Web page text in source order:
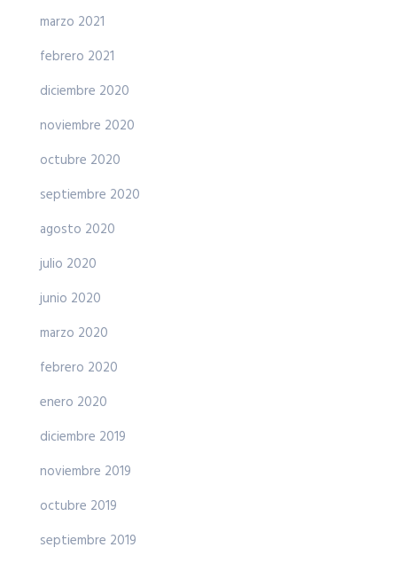
marzo 2021
febrero 2021
diciembre 2020
noviembre 2020
octubre 2020
septiembre 2020
agosto 2020
julio 2020
junio 2020
marzo 2020
febrero 2020
enero 2020
diciembre 2019
noviembre 2019
octubre 2019
septiembre 2019